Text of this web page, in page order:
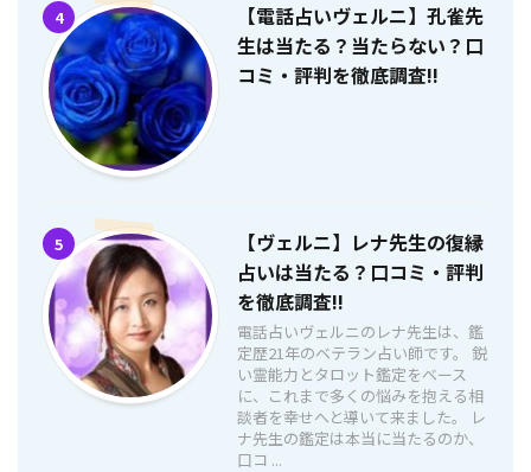
4
【電話占いヴェルニ】孔雀先
生は当たる？当たらない？口
コミ・評判を徹底調査!!
5
【ヴェルニ】レナ先生の復縁
占いは当たる？口コミ・評判
を徹底調査!!
電話占いヴェルニのレナ先生は、鑑
定歴21年のベテラン占い師です。 鋭
い霊能力とタロット鑑定をベース
に、これまで多くの悩みを抱える相
談者を幸せへと導いて来ました。 レ
ナ先生の鑑定は本当に当たるのか、
口コ ...